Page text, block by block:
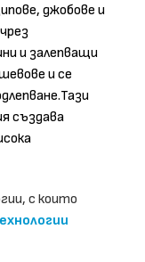
джобове и
и залепващи
и се
създава
с които